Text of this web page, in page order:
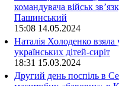
командувача військ
Пашинський
15:08 14.05.2024
Наталія Холоденко взяла
українських дітей-сиріт
18:31 15.03.2024
Другий день поспіль в